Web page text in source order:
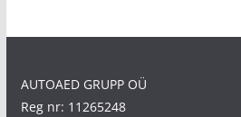
AUTOAED GRUPP OÜ
Reg nr: 11265248